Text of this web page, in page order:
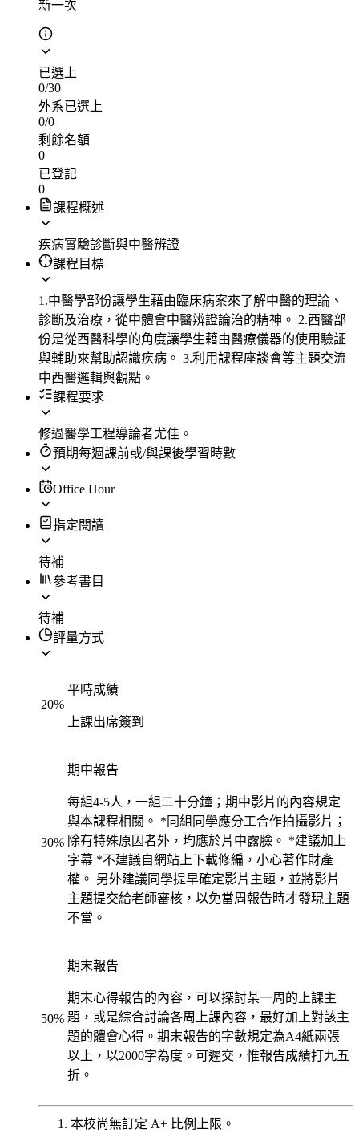
新一次
已選上
0/30
外系已選上
0/0
剩餘名額
0
已登記
0
課程概述
疾病實驗診斷與中醫辨證
課程目標
1.中醫學部份讓學生藉由臨床病案來了解中醫的理論、
診斷及治療，從中體會中醫辨證論治的精神。 2.西醫部
份是從西醫科學的角度讓學生藉由醫療儀器的使用驗証
與輔助來幫助認識疾病。 3.利用課程座談會等主題交流
中西醫邏輯與觀點。
課程要求
修過醫學工程導論者尤佳。
預期每週課前或/與課後學習時數
Office Hour
指定閱讀
待補
參考書目
待補
評量方式
20%
平時成績
上課出席簽到
30%
期中報告
每組4-5人，一組二十分鐘；期中影片的內容規定
與本課程相關。 *同組同學應分工合作拍攝影片；
除有特殊原因者外，均應於片中露臉。 *建議加上
字幕 *不建議自網站上下載修編，小心著作財產
權。 另外建議同學提早確定影片主題，並將影片
主題提交給老師審核，以免當周報告時才發現主題
不當。
50%
期末報告
期末心得報告的內容，可以探討某一周的上課主
題，或是綜合討論各周上課內容，最好加上對該主
題的體會心得。期末報告的字數規定為A4紙兩張
以上，以2000字為度。可遲交，惟報告成績打九五
折。
本校尚無訂定 A+ 比例上限。